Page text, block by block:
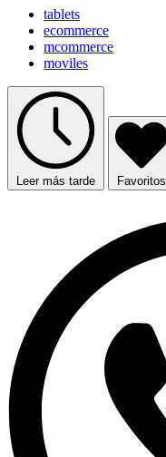
tablets
ecommerce
mcommerce
moviles
Leer más tarde Favoritos